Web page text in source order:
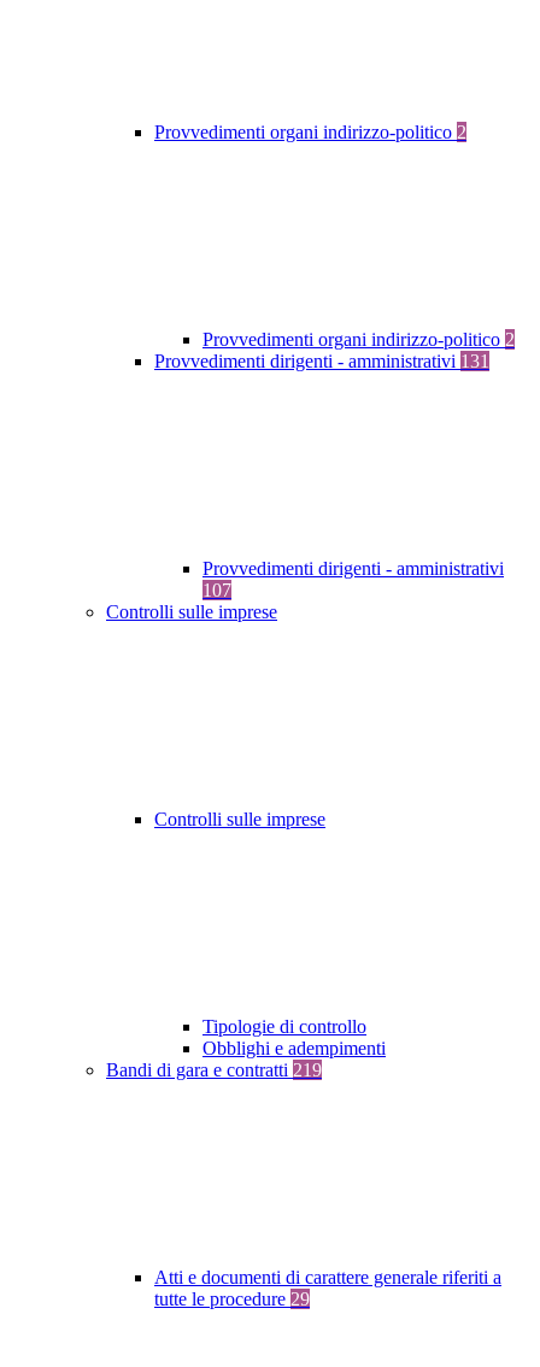
Provvedimenti organi indirizzo-politico 2
Provvedimenti organi indirizzo-politico 2
Provvedimenti dirigenti - amministrativi 131
Provvedimenti dirigenti - amministrativi
107
Controlli sulle imprese
Controlli sulle imprese
Tipologie di controllo
Obblighi e adempimenti
Bandi di gara e contratti 219
Atti e documenti di carattere generale riferiti a
tutte le procedure 29